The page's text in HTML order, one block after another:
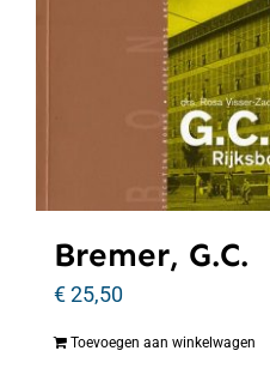
Bremer, G.C.
€25,50
Toevoegen aan winkelwagen